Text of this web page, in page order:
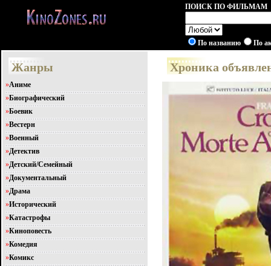
ПОИСК ПО ФИЛЬМАМ
По названию По
Жанры
»Аниме
»Биографический
»Боевик
»Вестерн
»Военный
»Детектив
»Детский/Семейный
»Документальный
»Драма
»Исторический
»Катастрофы
»Киноповесть
»Комедия
»Комикс
Хроника